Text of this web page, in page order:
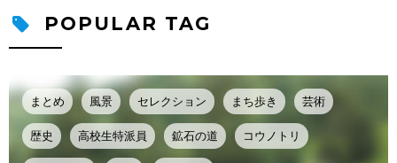
POPULAR TAG
まとめ 風景 セレクション まち歩き 芸術
歴史 高校生特派員 鉱石の道 コウノトリ